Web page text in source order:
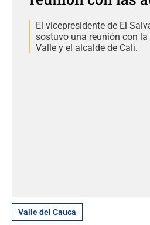
El vicepresidente de El
sostuvo una reunión con
Valle y el alcalde de Cali.
Valle del Cauca